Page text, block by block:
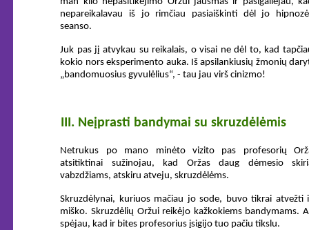
nepareikalavau iš jo rimčiau pasiaiškinti dėl jo
seanso.
Juk pas jį atvykau su reikalais, o visai ne dėl to, kad
kokio nors eksperimento auka. Iš apsilankiusių žmonių
„bandomuosius gyvulėlius“, - tau jau virš cinizmo!
III. Neįprasti bandymai su skruzdėlėmis
Netrukus po mano minėto vizito pas profesorių
atsitiktinai sužinojau, kad Oržas daug dėmesio
vabzdžiams, atskiru atveju, skruzdėlėms.
Skruzdėlynai, kuriuos mačiau jo sode, buvo tikrai atvežti
miško. Skruzdėlių Oržui reikėjo kažkokiems bandymams.
spėjau, kad ir bites profesorius įsigijo tuo pačiu tikslu.